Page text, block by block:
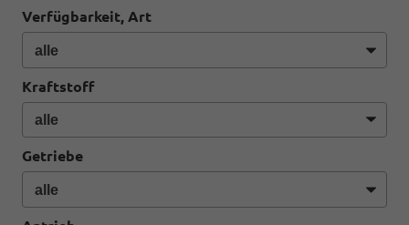
Verfügbarkeit, Art
Kraftstoff
Getriebe